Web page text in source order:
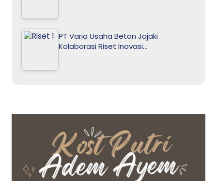
PT Varia Usaha Beton Jajaki
Kolaborasi Riset Inovasi…